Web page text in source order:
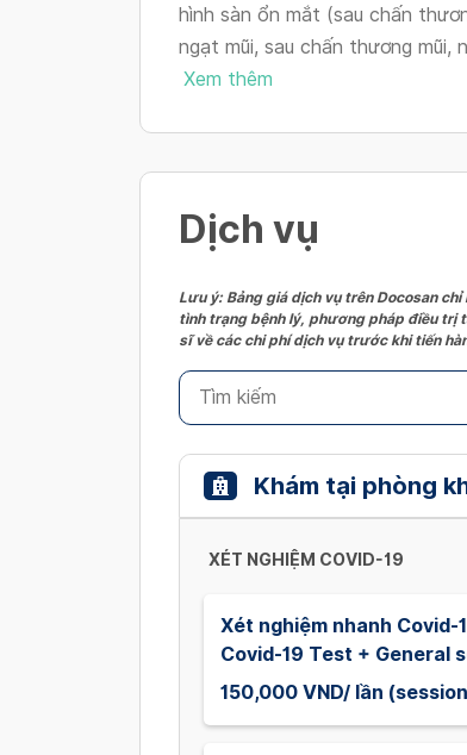
hình sàn ổn mắt (sau chấn
ngạt mũi, sau chấn thương mũi,
Xem thêm
Dịch vụ
Lưu ý: Bảng giá dịch vụ trên Docosan
tình trạng bệnh lý, phương pháp điều trị
sĩ về các chi phí dịch vụ trước khi tiến
Khám tại phòng
XÉT NGHIỆM COVID-19
Xét nghiệm nhanh Covid-
Covid-19 Test + General
150,000 VND/ lần